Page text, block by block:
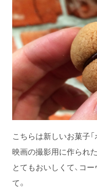
こちらは新しいお菓子「
映画の撮影用に作られ
とてもおいしくて、コ
て。